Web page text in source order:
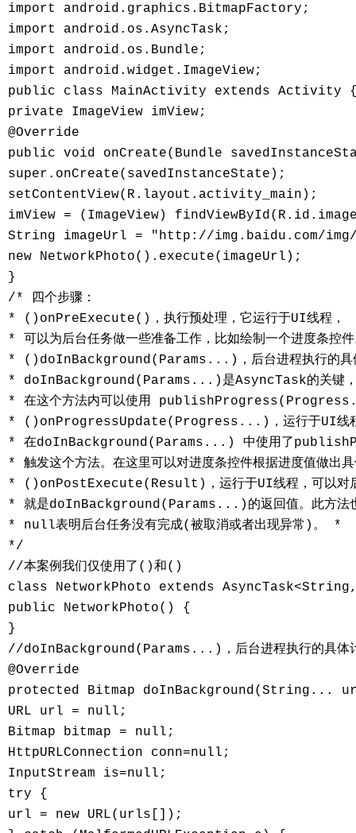
import android.graphics.BitmapFactory;
import android.os.AsyncTask;
import android.os.Bundle;
import android.widget.ImageView;
public class MainActivity extends
private ImageView imView;
@Override
public void onCreate(Bundle
super.onCreate(savedInstanceState);
setContentView(R.layout.activity_main);
imView = (ImageView)
String imageUrl = "http://img.baidu.com/
new NetworkPhoto().execute(imageUrl);
}
/* 四个步骤：
* ()onPreExecute()，执行预处理，它运行于UI线程，
* 可以为后台任务做一些准备工作，比如绘制一个进度条控
* ()doInBackground(Params...)，后台进程执行的具
* doInBackground(Params...)是AsyncTask的关键，
* 在这个方法内可以使用
* ()onProgressUpdate(Progress...)，运行于UI线
* 在doInBackground(Params...) 中使用了
* 触发这个方法。在这里可以对进度条控件根据进度值做出
* ()onPostExecute(Result)，运行于UI线程，可以对后
* 就是doInBackground(Params...)的返回值。此方法
* null表明后台任务没有完成(被取消或者出现异常)。 *
*/
//本案例我们仅使用了()和()
class NetworkPhoto extends
public NetworkPhoto() {
}
//doInBackground(Params...)，后台进程执行的具体计
@Override
protected Bitmap
URL url = null;
Bitmap bitmap = null;
HttpURLConnection conn=null;
InputStream is=null;
try {
url = new URL(urls[]);